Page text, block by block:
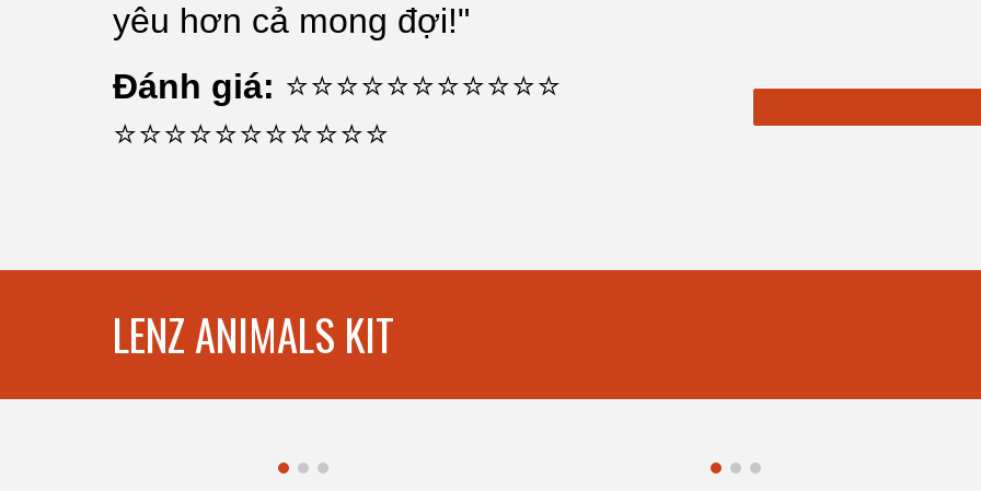
yêu hơn cả mong đợi!"
Đánh giá: ⭐⭐⭐⭐⭐⭐⭐⭐⭐⭐⭐
⭐⭐⭐⭐⭐⭐⭐⭐⭐⭐⭐
LENZ ANIMALS KIT